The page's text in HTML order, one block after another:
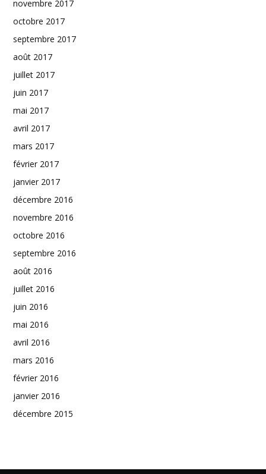
novembre 2017
octobre 2017
septembre 2017
août 2017
juillet 2017
juin 2017
mai 2017
avril 2017
mars 2017
février 2017
janvier 2017
décembre 2016
novembre 2016
octobre 2016
septembre 2016
août 2016
juillet 2016
juin 2016
mai 2016
avril 2016
mars 2016
février 2016
janvier 2016
décembre 2015